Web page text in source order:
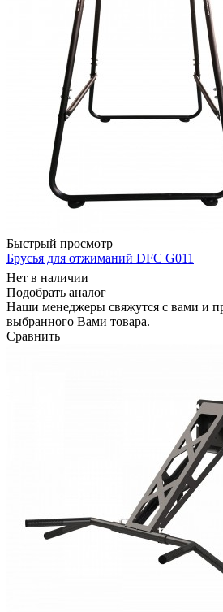
Быстрый просмотр
Брусья для отжиманий DFC G011
Нет в наличии
Подобрать аналог
Наши менеджеры свяжутся с вами и
выбранного Вами товара.
Сравнить